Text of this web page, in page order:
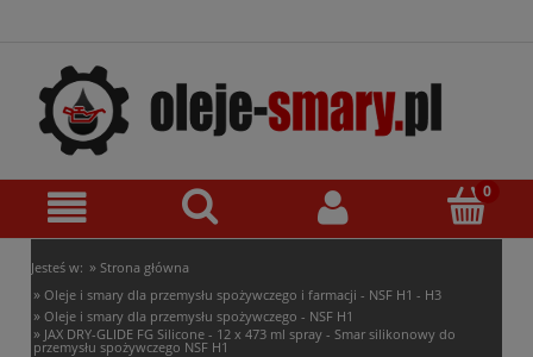
Jesteś w: » Strona główna
» Oleje i smary dla przemysłu spożywczego i farmacji - NSF H1 - H3
» Oleje i smary dla przemysłu spożywczego - NSF H1
» JAX DRY-GLIDE FG Silicone - 12 x 473 ml spray - Smar silikonowy do
przemysłu spożywczego NSF H1